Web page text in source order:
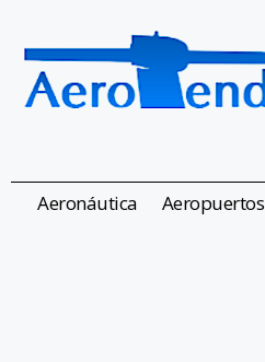
Aeronáutica Aeropuertos